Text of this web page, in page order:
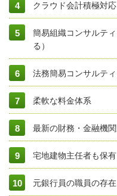
クラウド会計積極対応
簡易組織コンサルテ
る）
法務簡易コンサルテ
柔軟な料金体系
最新の財務・金融機
宅地建物主任者も保
元銀行員の職員の存在